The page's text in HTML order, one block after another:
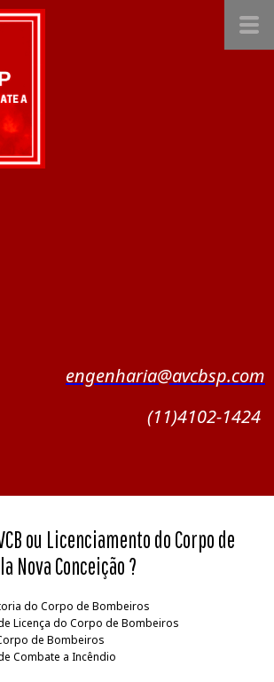
engenharia@avcbsp.com
(11)4102-1424
ou Licenciamento do Corpo de
Nova Conceição ?
do Corpo de Bombeiros
Licença do Corpo de Bombeiros
de Bombeiros
Combate a Incêndio